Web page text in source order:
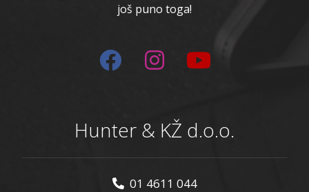
još puno toga!
Hunter & KŽ d.o.o.
01 4611 044